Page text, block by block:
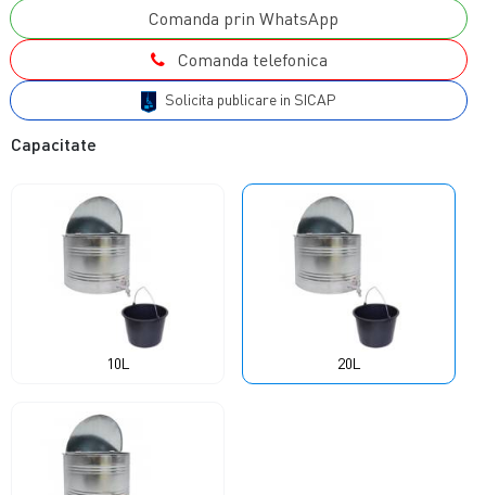
Comanda prin WhatsApp
Comanda telefonica
Solicita publicare in SICAP
Capacitate
10L 20L